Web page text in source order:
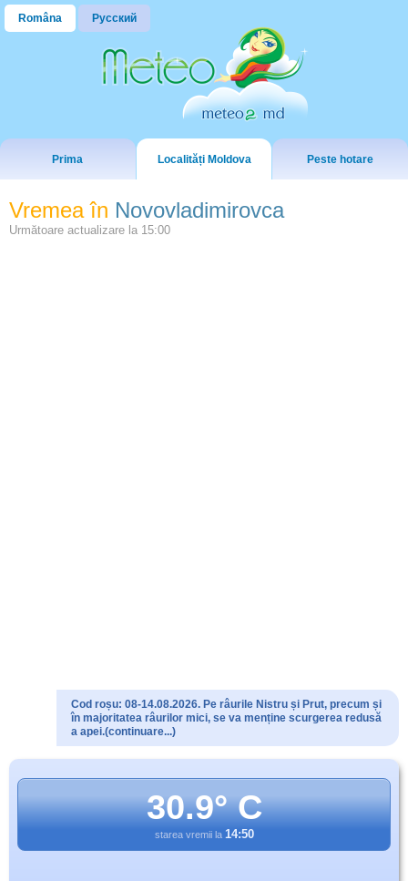
Româna Русский
Prima Localități Moldova Peste hotare
Vremea în Novovladimirovca
Următoare actualizare la 15:00
Cod roșu: 08-14.08.2026. Pe râurile Nistru și Prut, precum și
în majoritatea râurilor mici, se va menține scurgerea redusă
a apei.(continuare...)
30.9° C
starea vremii la 14:50